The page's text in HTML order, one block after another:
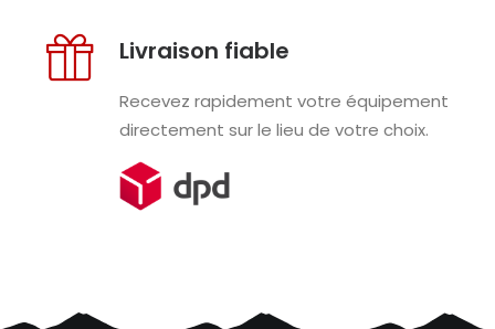
Livraison fiable
Recevez rapidement votre équipement
directement sur le lieu de votre choix.